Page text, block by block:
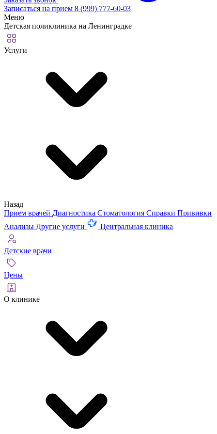
Записаться на прием 8 (999) 777-60-03
Меню
Детская поликлиника на Ленинградке
Услуги
Назад
Прием врачей Диагностика Стоматология Справки Прививки
Анализы Другие услуги Центральная клиника
Детские врачи
Цены
О клинике